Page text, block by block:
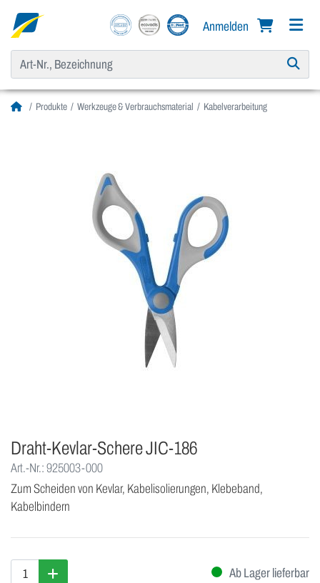
Anmelden
Produkte Werkzeuge & Verbrauchsmaterial Kabelverarbeitung
Draht-Kevlar-Schere JIC-186
Art.-Nr.: 925003-000
Zum Scheiden von Kevlar, Kabelisolierungen, Klebeband,
Kabelbindern
Ab Lager lieferbar